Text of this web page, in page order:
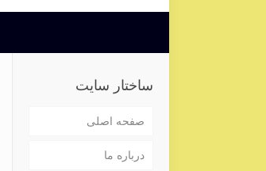
ساختار سایت
صفحه اصلی
درباره ما